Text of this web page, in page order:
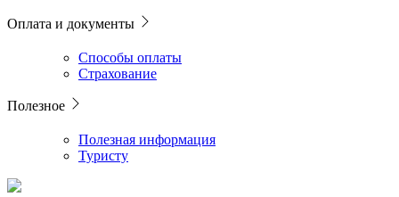
Оплата и документы
Способы оплаты
Страхование
Полезное
Полезная информация
Туристу